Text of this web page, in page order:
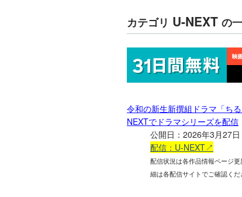
カテゴリ U-NEXT の
令和の新生新撰組ドラマ「ち
NEXTでドラマシリーズを配信
公開日：2026年3月27日
配信：U-NEXT↗
配信状況は各作品情報ページ
細は各配信サイトでご確認くだ